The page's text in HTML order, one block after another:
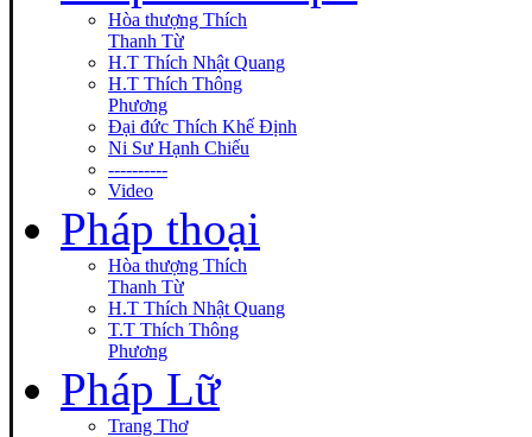
Hòa thượng Thích
Thanh Từ
H.T Thích Nhật Quang
H.T Thích Thông
Phương
Đại đức Thích Khế Định
Ni Sư Hạnh Chiếu
----------
Video
Pháp thoại
Hòa thượng Thích
Thanh Từ
H.T Thích Nhật Quang
T.T Thích Thông
Phương
Pháp Lữ
Trang Thơ